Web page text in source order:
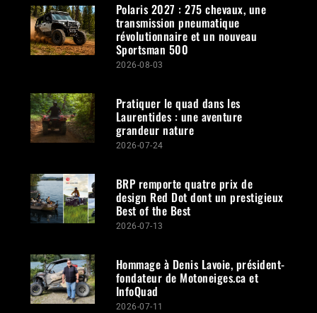
Polaris 2027 : 275 chevaux, une
transmission pneumatique
révolutionnaire et un nouveau
Sportsman 500
2026-08-03
Pratiquer le quad dans les
Laurentides : une aventure
grandeur nature
2026-07-24
BRP remporte quatre prix de
design Red Dot dont un prestigieux
Best of the Best
2026-07-13
Hommage à Denis Lavoie, président-
fondateur de Motoneiges.ca et
InfoQuad
2026-07-11